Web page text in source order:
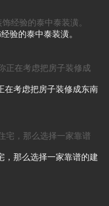
验的泰中泰装潢。
在考虑把房子装修成东南
，那么选择一家靠谱的建